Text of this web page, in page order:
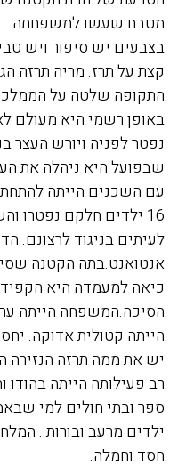
מטבח שעשו למשפחתה.
בצבעים יש סיפור ויש
קצת על תרז. מריה תרזה
התקופה שלטה על
באופן רשמי היא מעולם
נפטר לפניה ויורש העצר
שבפועל היא ניהלה את
עם השכנים הייתה
16 ילדים חלקם נפטרו
לעיתים בניגוד לרצונם.
אנטואנט.בתה הקטנה
כיאה למעמדה היא
הסיכה.המשפחה הייתה
הייתה קטולית אדוקה.
יש את ממה תרזה
רב פעילותה הייתה
ספר ובתי חולים למי
ילדים מרעב ובורות .
חסד וחמלה.